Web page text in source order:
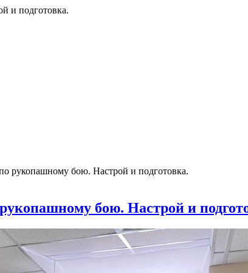
и подготовка.
рукопашному бою. Настрой и подготовка.
бою. Настрой и